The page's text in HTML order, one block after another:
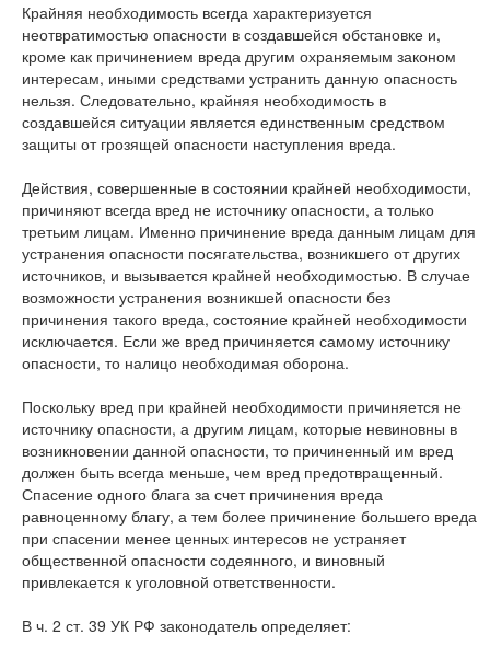
Крайняя необходимость всегда характеризуется
неотвратимостью опасности в создавшейся обстановке и,
кроме как причинением вреда другим охраняемым законом
интересам, иными средствами устранить данную опасность
нельзя. Следовательно, крайняя необходимость в
создавшейся ситуации является единственным средством
защиты от грозящей опасности наступления вреда.
Действия, совершенные в состоянии крайней необходимости,
причиняют всегда вред не источнику опасности, а только
третьим лицам. Именно причинение вреда данным лицам для
устранения опасности посягательства, возникшего от других
источников, и вызывается крайней необходимостью. В случае
возможности устранения возникшей опасности без
причинения такого вреда, состояние крайней необходимости
исключается. Если же вред причиняется самому источнику
опасности, то налицо необходимая оборона.
Поскольку вред при крайней необходимости причиняется не
источнику опасности, а другим лицам, которые невиновны в
возникновении данной опасности, то причиненный им вред
должен быть всегда меньше, чем вред предотвращенный.
Спасение одного блага за счет причинения вреда
равноценному благу, а тем более причинение большего вреда
при спасении менее ценных интересов не устраняет
общественной опасности содеянного, и виновный
привлекается к уголовной ответственности.
В ч. 2 ст. 39 УК РФ законодатель определяет: